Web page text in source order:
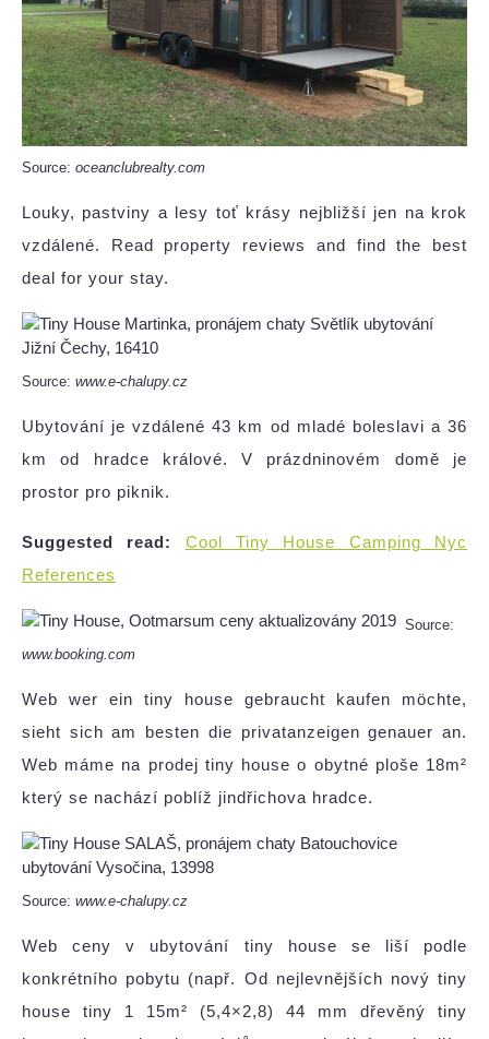
Source: oceanclubrealty.com
Louky, pastviny a lesy toť krásy nejbližší jen na krok
vzdálené. Read property reviews and find the best
deal for your stay.
Source: www.e-chalupy.cz
Ubytování je vzdálené 43 km od mladé boleslavi a 36
km od hradce králové. V prázdninovém domě je
prostor pro piknik.
Suggested read:
Cool Tiny House Camping Nyc
References
Source:
www.booking.com
Web wer ein tiny house gebraucht kaufen möchte,
sieht sich am besten die privatanzeigen genauer an.
Web máme na prodej tiny house o obytné ploše 18m²
který se nachází poblíž jindřichova hradce.
Source: www.e-chalupy.cz
Web ceny v ubytování tiny house se liší podle
konkrétního pobytu (např. Od nejlevnějších nový tiny
house tiny 1 15m² (5,4×2,8) 44 mm dřevěný tiny